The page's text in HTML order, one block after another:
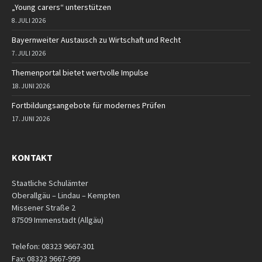
„Young carers“ unterstützen
8. JULI 2026
Bayernweiter Austausch zu Wirtschaft und Recht
7. JULI 2026
Themenportal bietet wertvolle Impulse
18. JUNI 2026
Fortbildungsangebote für modernes Prüfen
17. JUNI 2026
KONTAKT
Staatliche Schulämter
Oberallgäu – Lindau – Kempten
Missener Straße 2
87509 Immenstadt (Allgäu)
Telefon: 08323 9667-301
Fax: 08323 9667-999